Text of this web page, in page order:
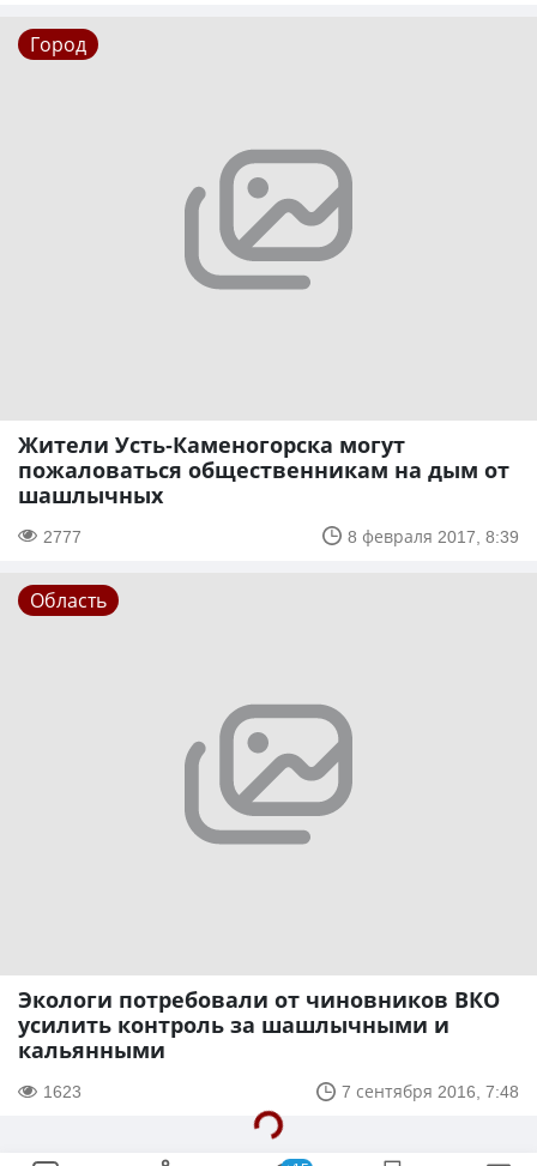
Город
Жители Усть-Каменогорска могут
пожаловаться общественникам на дым от
шашлычных
2777 8 февраля 2017, 8:39
Область
Экологи потребовали от чиновников ВКО
усилить контроль за шашлычными и
кальянными
1623 7 сентября 2016, 7:48